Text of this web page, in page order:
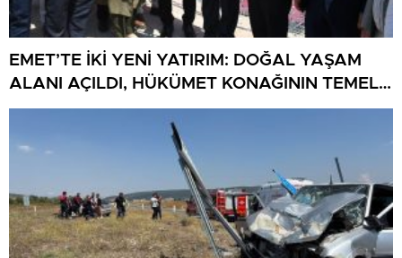
EMET’TE İKİ YENİ YATIRIM: DOĞAL YAŞAM
ALANI AÇILDI, HÜKÜMET KONAĞININ TEMELİ
ATILDI